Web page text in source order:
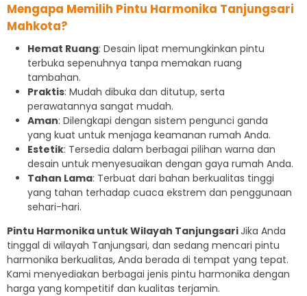
Mengapa Memilih Pintu Harmonika Tanjungsari
Mahkota?
Hemat Ruang: Desain lipat memungkinkan pintu
terbuka sepenuhnya tanpa memakan ruang
tambahan.
Praktis: Mudah dibuka dan ditutup, serta
perawatannya sangat mudah.
Aman: Dilengkapi dengan sistem pengunci ganda
yang kuat untuk menjaga keamanan rumah Anda.
Estetik: Tersedia dalam berbagai pilihan warna dan
desain untuk menyesuaikan dengan gaya rumah Anda.
Tahan Lama: Terbuat dari bahan berkualitas tinggi
yang tahan terhadap cuaca ekstrem dan penggunaan
sehari-hari.
Pintu Harmonika untuk Wilayah TanjungsariJika Anda
tinggal di wilayah Tanjungsari, dan sedang mencari pintu
harmonika berkualitas, Anda berada di tempat yang tepat.
Kami menyediakan berbagai jenis pintu harmonika dengan
harga yang kompetitif dan kualitas terjamin.